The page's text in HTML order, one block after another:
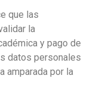
que las
la
y pago de
datos personales
amparada por la